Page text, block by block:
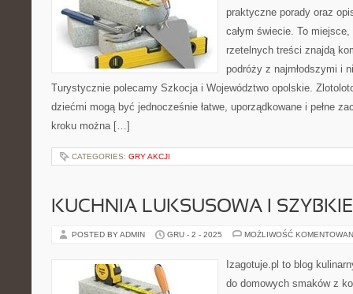
praktyczne porady oraz
całym świecie. To
rzetelnych treści znajdą
podróży z najmłodszymi i
Turystycznie polecamy Szkocja i Województwo opolskie.
dziećmi mogą być jednocześnie łatwe, uporządkowane i pełne
kroku można […]
CATEGORIES: GRY AKCJI
KUCHNIA LUKSUSOWA I
POSTED BY ADMIN GRU - 2 - 2025 MOŻLIWOŚĆ
Izagotuje.pl to blog
do domowych smaków z